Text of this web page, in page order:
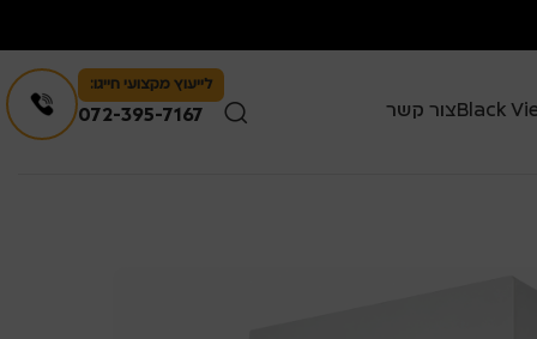
צור קשר
לייעוץ מקצועי חייגו:
072-395-7167